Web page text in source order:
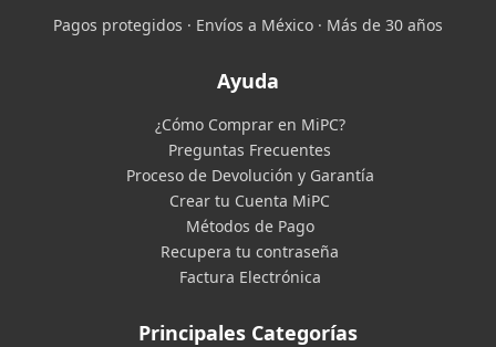
Pagos protegidos · Envíos a México · Más de 30 años
Ayuda
¿Cómo Comprar en MiPC?
Preguntas Frecuentes
Proceso de Devolución y Garantía
Crear tu Cuenta MiPC
Métodos de Pago
Recupera tu contraseña
Factura Electrónica
Principales Categorías